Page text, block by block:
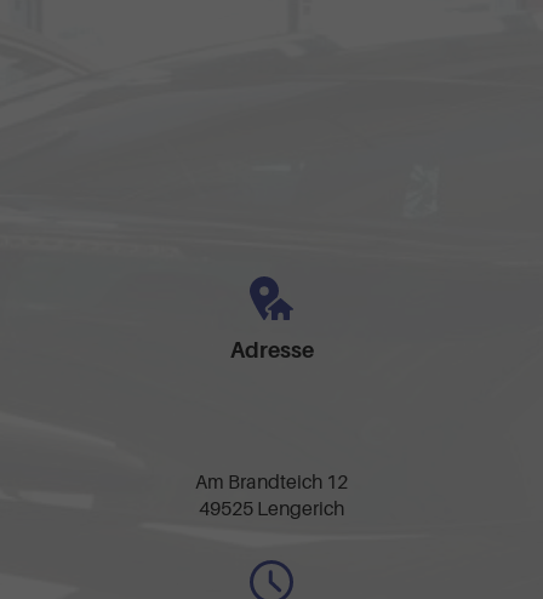
Adresse
Am Brandteich 12
49525 Lengerich